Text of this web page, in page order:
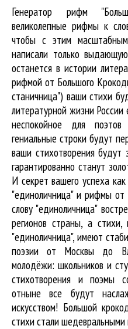
Генератор рифм
великолепные рифмы к
чтобы с этим
написали только
останется в истории
рифмой от Большого
станичница") ваши стихи
литературной жизни
неспокойное для
гениальные строки будут
ваши стихотворения
гарантированно станут
И секрет вашего успеха
"единоличница" и рифмы
слову "единоличница"
регионов страны, а стихи,
"единоличница", имеют
поэзии от Москвы до
молодёжи: школьников и
стихотворения и поэмы
отныне все будут
искусством! Большой
стихи стали